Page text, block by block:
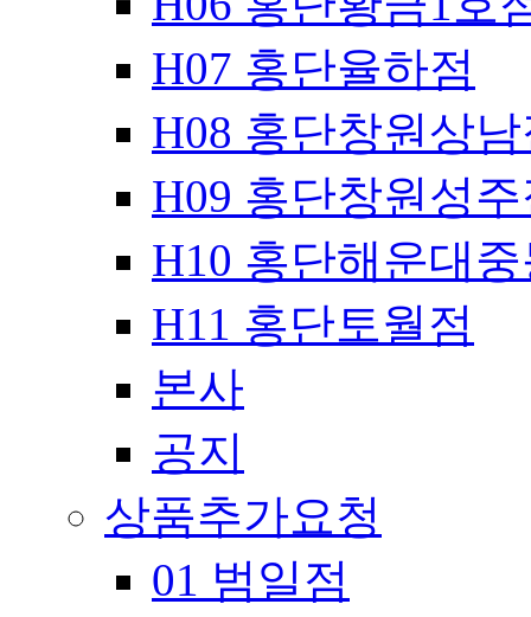
H07 홍단율하점
H08 홍단창원상
H09 홍단창원성
H10 홍단해운대
H11 홍단토월점
본사
공지
상품추가요청
01 범일점